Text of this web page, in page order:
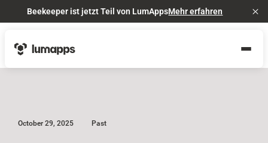
Beekeeper ist jetzt Teil von LumAppsMehr erfahren
October 29, 2025 Past